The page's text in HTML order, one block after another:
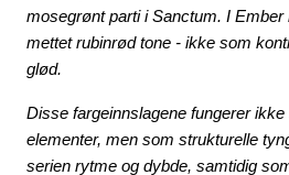
mosegrønt parti i Sanctum. I
mettet rubinrød tone - ikke som
glød.
Disse fargeinnslagene fungerer
elementer, men som strukturelle
serien rytme og dybde, samtidig